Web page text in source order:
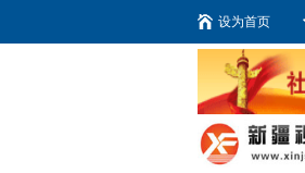
设为首页